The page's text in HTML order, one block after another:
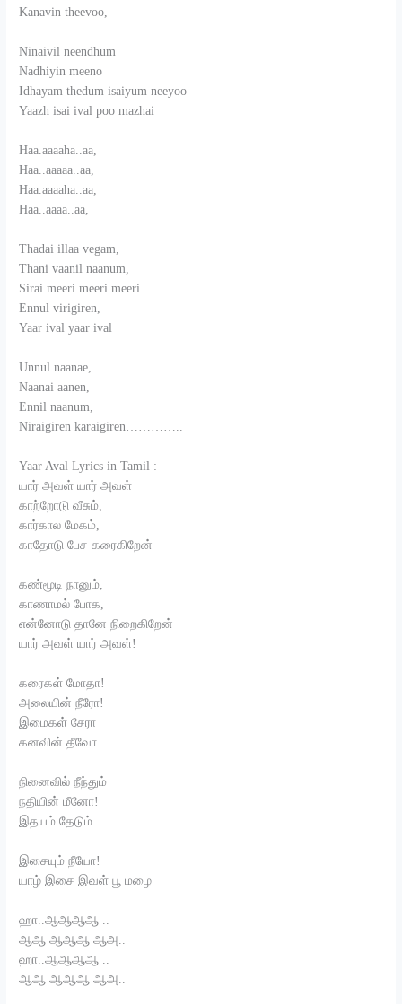
Kanavin theevoo,
Ninaivil neendhum
Nadhiyin meeno
Idhayam thedum isaiyum neeyoo
Yaazh isai ival poo mazhai
Haa.aaaaha..aa,
Haa..aaaaa..aa,
Haa.aaaaha..aa,
Haa..aaaa..aa,
Thadai illaa vegam,
Thani vaanil naanum,
Sirai meeri meeri meeri
Ennul virigiren,
Yaar ival yaar ival
Unnul naanae,
Naanai aanen,
Ennil naanum,
Niraigiren karaigiren…………..
Yaar Aval Lyrics in Tamil :
யார் அவள் யார் அவள்
காற்றோடு வீசும்,
கார்கால மேகம்,
காதோடு பேச கரைகிறேன்
கண்மூடி நானும்,
காணாமல் போக,
என்னோடு தானே நிறைகிறேன்
யார் அவள் யார் அவள்!
கரைகள் மோதா!
அலையின் நீரோ!
இமைகள் சேரா
கனவின் தீவோ
நினைவில் நீந்தும்
நதியின் மீனோ!
இதயம் தேடும்
இசையும் நீயோ!
யாழ் இசை இவள் பூ மழை
ஹா..ஆஆஆஆ ..
ஆஆ ஆஆஆ ஆஅ..
ஹா..ஆஆஆஆ ..
ஆஆ ஆஆஆ ஆஅ..